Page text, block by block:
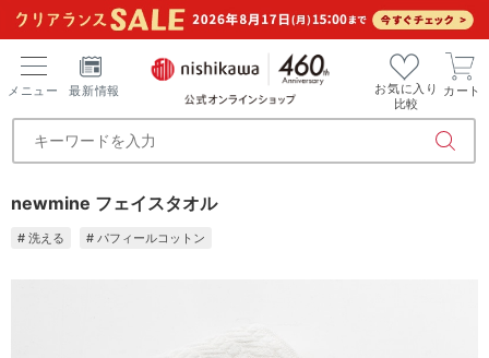
メニュー 最新情報
お気に入り
比較
カート
newmine フェイスタオル
# 洗える # パフィールコットン